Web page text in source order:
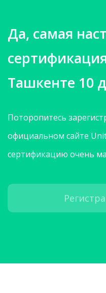
Да, самая
Ташкенте 10
Поторопитесь
официальном сайте
сертификацию очень